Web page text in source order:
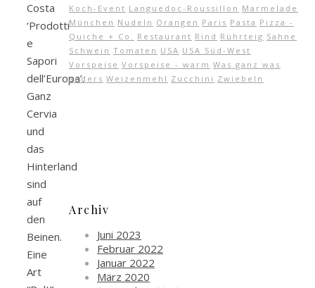
Costa
‘Prodotti
e
Sapori
dell’Europa’.
Ganz
Cervia
und
das
Hinterland
sind
auf
den
Beinen.
Eine
Art
Koch-Event Languedoc-Roussillon Marmelade
München Nudeln Orangen Paris Pasta Pizza -
Quiche + Co.
Restaurant Rind Rührteig Sahne
Schwein Tomaten USA USA Süd-West
Vorspeise Vorspeise - warm Was ganz was
anders Weizenmehl Zucchini Zwiebeln
Archiv
Juni 2023
Februar 2022
Januar 2022
März 2020